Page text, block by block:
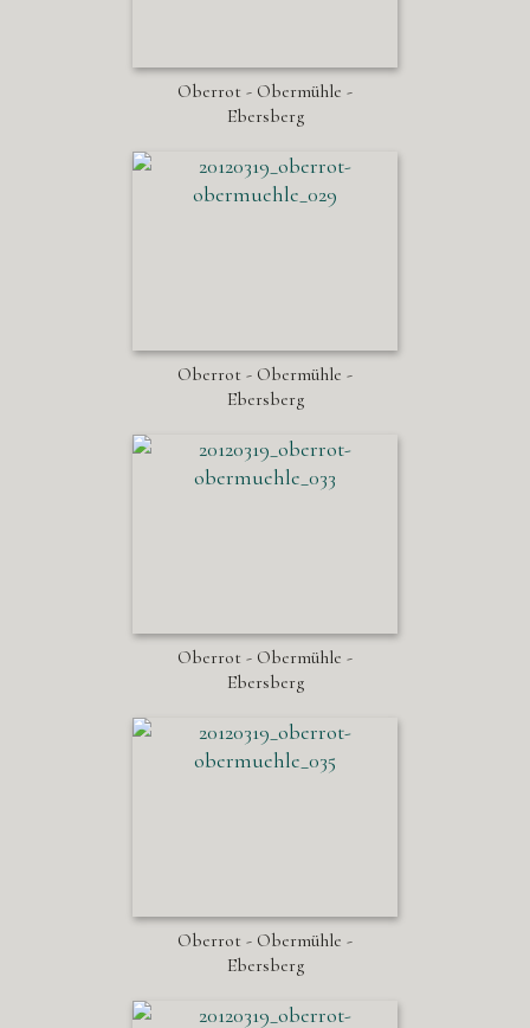
Oberrot - Obermühle -
Ebersberg
Oberrot - Obermühle -
Ebersberg
Oberrot - Obermühle -
Ebersberg
Oberrot - Obermühle -
Ebersberg